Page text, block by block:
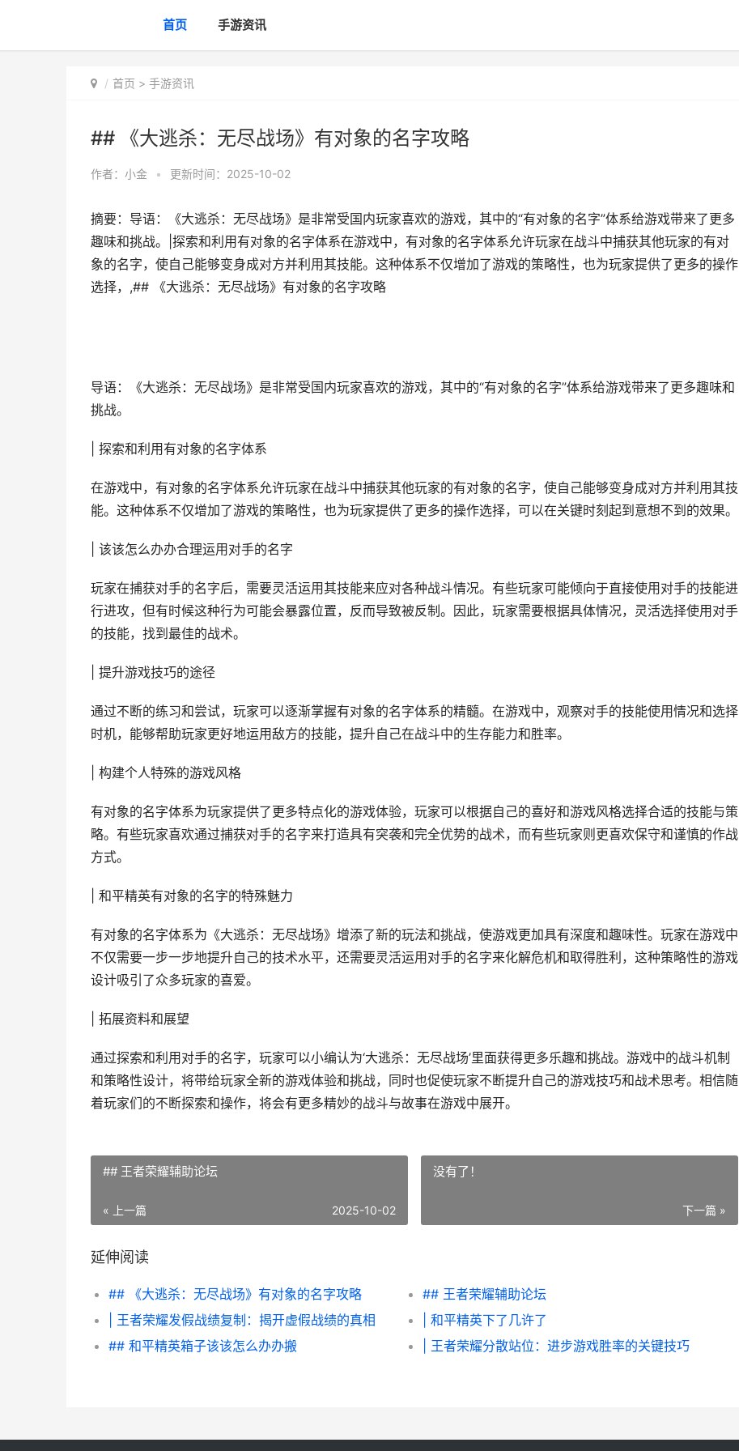
首页 手游资讯
首页 > 手游资讯
## 《大逃杀：无尽战场》有对象的名字攻略
作者： 小金 • 更新时间：2025-10-02
摘要：导语：《大逃杀：无尽战场》是非常受国内玩家喜欢的游戏，其中的“有对象的名字”体系给游戏带来了更多
趣味和挑战。|探索和利用有对象的名字体系在游戏中，有对象的名字体系允许玩家在战斗中捕获其他玩家的有对
象的名字，使自己能够变身成对方并利用其技能。这种体系不仅增加了游戏的策略性，也为玩家提供了更多的操作
选择，,## 《大逃杀：无尽战场》有对象的名字攻略
导语：《大逃杀：无尽战场》是非常受国内玩家喜欢的游戏，其中的“有对象的名字”体系给游戏带来了更多趣味和
挑战。
| 探索和利用有对象的名字体系
在游戏中，有对象的名字体系允许玩家在战斗中捕获其他玩家的有对象的名字，使自己能够变身成对方并利用其技
能。这种体系不仅增加了游戏的策略性，也为玩家提供了更多的操作选择，可以在关键时刻起到意想不到的效果。
| 该该怎么办办合理运用对手的名字
玩家在捕获对手的名字后，需要灵活运用其技能来应对各种战斗情况。有些玩家可能倾向于直接使用对手的技能进
行进攻，但有时候这种行为可能会暴露位置，反而导致被反制。因此，玩家需要根据具体情况，灵活选择使用对手
的技能，找到最佳的战术。
| 提升游戏技巧的途径
通过不断的练习和尝试，玩家可以逐渐掌握有对象的名字体系的精髓。在游戏中，观察对手的技能使用情况和选择
时机，能够帮助玩家更好地运用敌方的技能，提升自己在战斗中的生存能力和胜率。
| 构建个人特殊的游戏风格
有对象的名字体系为玩家提供了更多特点化的游戏体验，玩家可以根据自己的喜好和游戏风格选择合适的技能与策
略。有些玩家喜欢通过捕获对手的名字来打造具有突袭和完全优势的战术，而有些玩家则更喜欢保守和谨慎的作战
方式。
| 和平精英有对象的名字的特殊魅力
有对象的名字体系为《大逃杀：无尽战场》增添了新的玩法和挑战，使游戏更加具有深度和趣味性。玩家在游戏中
不仅需要一步一步地提升自己的技术水平，还需要灵活运用对手的名字来化解危机和取得胜利，这种策略性的游戏
设计吸引了众多玩家的喜爱。
| 拓展资料和展望
通过探索和利用对手的名字，玩家可以小编认为‘大逃杀：无尽战场’里面获得更多乐趣和挑战。游戏中的战斗机制
和策略性设计，将带给玩家全新的游戏体验和挑战，同时也促使玩家不断提升自己的游戏技巧和战术思考。相信随
着玩家们的不断探索和操作，将会有更多精妙的战斗与故事在游戏中展开。
## 王者荣耀辅助论坛
« 上一篇 2025-10-02
没有了！
下一篇 »
延伸阅读
## 《大逃杀：无尽战场》有对象的名字攻略
## 王者荣耀辅助论坛
| 王者荣耀发假战绩复制：揭开虚假战绩的真相
| 和平精英下了几许了
## 和平精英箱子该该怎么办办搬
| 王者荣耀分散站位：进步游戏胜率的关键技巧